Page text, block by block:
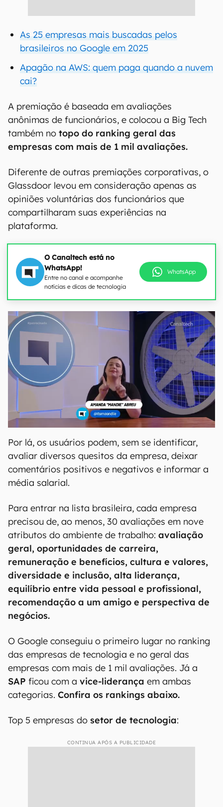
As 25 empresas mais buscadas pelos
brasileiros no Google em 2025
Apagão na AWS: quem paga quando a nuvem
cai?
A premiação é baseada em avaliações
anônimas de funcionários, e colocou a Big Tech
também no topo do ranking geral das
empresas com mais de 1 mil avaliações.
Diferente de outras premiações corporativas, o
Glassdoor levou em consideração apenas as
opiniões voluntárias dos funcionários que
compartilharam suas experiências na
plataforma.
O Canaltech está no
WhatsApp!
Entre no canal e acompanhe
notícias e dicas de tecnologia
WhatsApp
Por lá, os usuários podem, sem se identificar,
avaliar diversos quesitos da empresa, deixar
comentários positivos e negativos e informar a
média salarial.
Para entrar na lista brasileira, cada empresa
precisou de, ao menos, 30 avaliações em nove
atributos do ambiente de trabalho: avaliação
geral, oportunidades de carreira,
remuneração e benefícios, cultura e valores,
diversidade e inclusão, alta liderança,
equilíbrio entre vida pessoal e profissional,
recomendação a um amigo e perspectiva de
negócios.
O Google conseguiu o primeiro lugar no ranking
das empresas de tecnologia e no geral das
empresas com mais de 1 mil avaliações. Já a
SAP ficou com a vice-liderança em ambas
categorias. Confira os rankings abaixo.
Top 5 empresas do setor de tecnologia:
CONTINUA APÓS A PUBLICIDADE